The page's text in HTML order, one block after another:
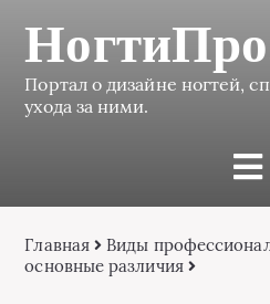
Портал о дизайне ногтей,
ухода за ними.
Главная
Виды
основные различия